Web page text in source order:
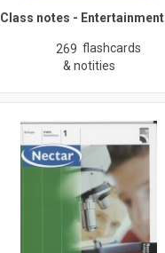
Class notes - Entertainment
269 flashcards
& notities